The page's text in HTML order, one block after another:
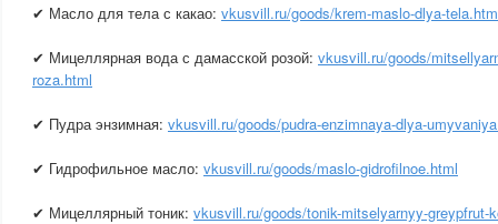
✔ Масло для тела с какао: vkusvill.ru/goods/krem-maslo-dlya-
✔ Мицеллярная вода с дамасской розой: vkusvill.ru/goods/
roza.html
✔ Пудра энзимная: vkusvill.ru/goods/pudra-enzimnaya-dlya-
✔ Гидрофильное масло: vkusvill.ru/goods/maslo-gidrofilnoe.html
✔ Мицеллярный тоник: vkusvill.ru/goods/tonik-mitselyarnyy-greypfrut-